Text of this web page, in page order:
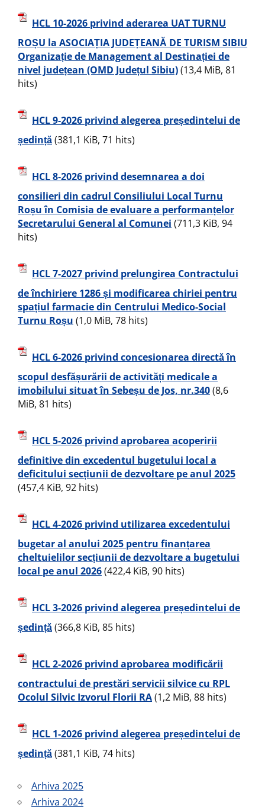
HCL 10-2026 privind aderarea UAT TURNU
ROȘU la ASOCIAȚIA JUDEȚEANĂ DE TURISM SIBIU
Organizație de Management al Destinației de
nivel județean (OMD Județul Sibiu)(13,4 MiB, 81
hits)
HCL 9-2026 privind alegerea președintelui de
ședință(381,1 KiB, 71 hits)
HCL 8-2026 privind desemnarea a doi
consilieri din cadrul Consiliului Local Turnu
Roșu în Comisia de evaluare a performanțelor
Secretarului General al Comunei (711,3 KiB, 94
hits)
HCL 7-2027 privind prelungirea Contractului
de închiriere 1286 și modificarea chiriei pentru
spațiul farmacie din Centrului Medico-Social
Turnu Roșu (1,0 MiB, 78 hits)
HCL 6-2026 privind concesionarea directă în
scopul desfășurării de activități medicale a
imobilului situat în Sebeșu de Jos, nr.340(8,6
MiB, 81 hits)
HCL 5-2026 privind aprobarea acoperirii
definitive din excedentul bugetului local a
deficitului secțiunii de dezvoltare pe anul 2025
(457,4 KiB, 92 hits)
HCL 4-2026 privind utilizarea excedentului
bugetar al anului 2025 pentru finanțarea
cheltuielilor secțiunii de dezvoltare a bugetului
local pe anul 2026(422,4 KiB, 90 hits)
HCL 3-2026 privind alegerea președintelui de
ședință(366,8 KiB, 85 hits)
HCL 2-2026 privind aprobarea modificării
contractului de prestări servicii silvice cu RPL
Ocolul Silvic Izvorul Florii RA(1,2 MiB, 88 hits)
HCL 1-2026 privind alegerea președintelui de
ședință(381,1 KiB, 74 hits)
Arhiva 2025
Arhiva 2024